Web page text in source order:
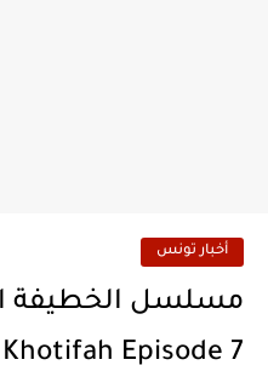
أخبار تونس
Khotifah Episode 7